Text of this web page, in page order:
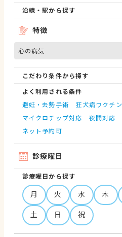
沿線・駅から探す
特徴
心の病気
こだわり条件から探す
よく利用される条件
避妊・去勢手術
狂犬病ワクチン
マイクロチップ対応
夜間対応
ネット予約可
診療曜日
診療曜日から探す
月 火 水 木
土
日 祝